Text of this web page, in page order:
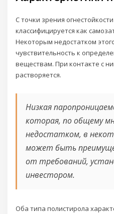
С точки зрения
классифицируется как
Некоторым недостатком
чувствительность к
веществам. При контакте с
растворяется.
Низкая
которая, по общему
недостатком, в
может быть
от требований,
инвестором.
Оба типа полистирола